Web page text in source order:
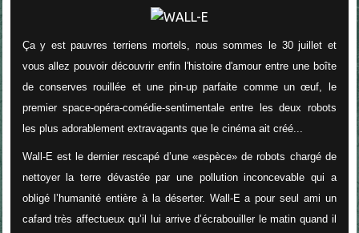
Ça y est pauvres terriens mortels, nous sommes le 30 juillet et
vous allez pouvoir découvrir enfin l'histoire d'amour entre une boîte
de conserves rouillée et une pin-up parfaite comme un œuf, le
premier space-opéra-comédie-sentimentale entre les deux robots
les plus adorablement extravagants que le cinéma ait créé...
Wall-E est le dernier rescapé d’une «espèce» de robots chargé de
nettoyer la terre dévastée par une pollution inconcevable qui a
obligé l’humanité entière à la déserter. Wall-E a pour seul ami un
cafard très affectueux qu’il lui arrive d’écrabouiller le matin quand il